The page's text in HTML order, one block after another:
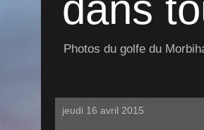
dans
Photos du golfe du
jeudi 16 avril 2015